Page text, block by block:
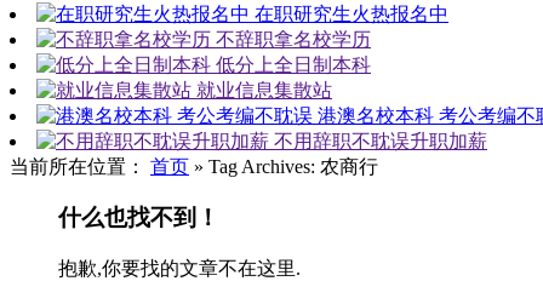
在职研究生火热报名中
不辞职拿名校学历
低分上全日制本科
就业信息集散站
港澳名校本科 考公考编不
不用辞职不耽误升职加薪
当前所在位置： 首页 » Tag Archives: 农商行
什么也找不到！
抱歉,你要找的文章不在这里.